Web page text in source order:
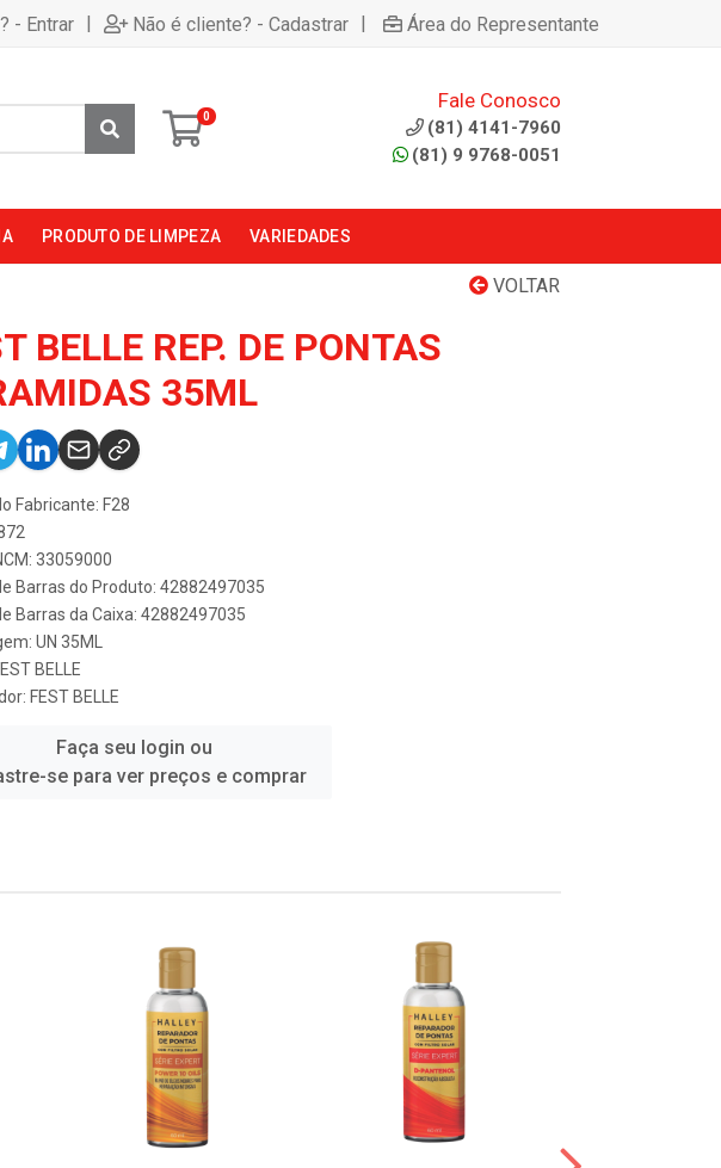
- Entrar | Não é cliente? - Cadastrar | Área do Representante
0
Fale Conosco
(81) 4141-7960
(81) 9 9768-0051
PRODUTO DE LIMPEZA VARIEDADES
VOLTAR
BELLE REP. DE PONTAS
35ML
Fabricante: F28
33059000
Barras do Produto: 42882497035
Barras da Caixa: 42882497035
UN 35ML
BELLE
FEST BELLE
Faça seu login ou
se para ver preços e comprar